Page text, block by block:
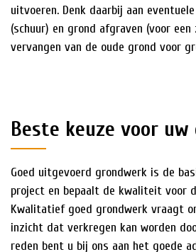
uitvoeren. Denk daarbij aan
(schuur) en grond afgraven (voor
vervangen van de oude grond voor
Beste keuze voor
Goed uitgevoerd grondwerk is de
project en bepaalt de kwaliteit voor
Kwalitatief goed grondwerk vraagt
inzicht dat verkregen kan worden
reden bent u bij ons aan het goede